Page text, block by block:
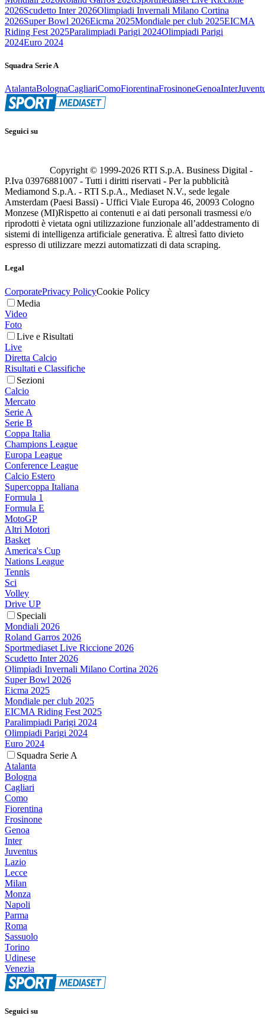
2026Scudetto Inter 2026Olimpiadi Invernali Milano Cortina
2026Super Bowl 2026Eicma 2025Mondiale per club 2025EICMA
Riding Fest 2025Paralimpiadi Parigi 2024Olimpiadi Parigi
2024Euro 2024
Squadra Serie A
AtalantaBolognaCagliariComoFiorentinaFrosinoneGenoaInter
Seguici su
Copyright © 1999-2026 RTI S.p.A. Business Digital -
P.Iva 03976881007 - Tutti i diritti riservati - Per la pubblicità
Mediamond S.p.A. - RTI S.p.A., Mediaset N.V., sede legale
Amsterdam (Paesi Bassi) - Uffici Viale Europa 46, 20093 Cologno
Monzese (MI)Rispetto ai contenuti e ai dati personali trasmessi e/o
riprodotti è vietata ogni utilizzazione funzionale all’addestramento di
sistemi di intelligenza artificiale generativa. È altresì fatto divieto
espresso di utilizzare mezzi automatizzati di data scraping.
Legal
CorporatePrivacy PolicyCookie Policy
Media
Video
Foto
Live e Risultati
Live
Diretta Calcio
Risultati e Classifiche
Sezioni
Calcio
Mercato
Serie A
Serie B
Coppa Italia
Champions League
Europa League
Conference League
Calcio Estero
Supercoppa Italiana
Formula 1
Formula E
MotoGP
Altri Motori
Basket
America's Cup
Nations League
Tennis
Sci
Volley
Drive UP
Speciali
Mondiali 2026
Roland Garros 2026
Sportmediaset Live Riccione 2026
Scudetto Inter 2026
Olimpiadi Invernali Milano Cortina 2026
Super Bowl 2026
Eicma 2025
Mondiale per club 2025
EICMA Riding Fest 2025
Paralimpiadi Parigi 2024
Olimpiadi Parigi 2024
Euro 2024
Squadra Serie A
Atalanta
Bologna
Cagliari
Como
Fiorentina
Frosinone
Genoa
Inter
Juventus
Lazio
Lecce
Milan
Monza
Napoli
Parma
Roma
Sassuolo
Torino
Udinese
Venezia
Seguici su